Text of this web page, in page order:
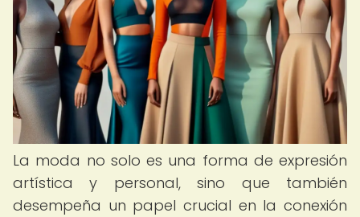
La moda no solo es una forma de expresión
artística y personal, sino que también
desempeña un papel crucial en la conexión